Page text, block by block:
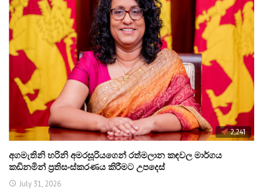
2,241
අගමැතිනි හරිනි අමරසූරියගෙන් රත්මලාන කඳවල මාර්ගය
කඩිනමින් ප්‍රතිසංස්කරණය කිරීමට උපදෙස්
July 31, 2026